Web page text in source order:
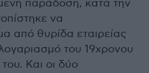
παράδοση, κατά την
να
από θυρίδα εταιρείας
του 19χρονου
Και οι δύο